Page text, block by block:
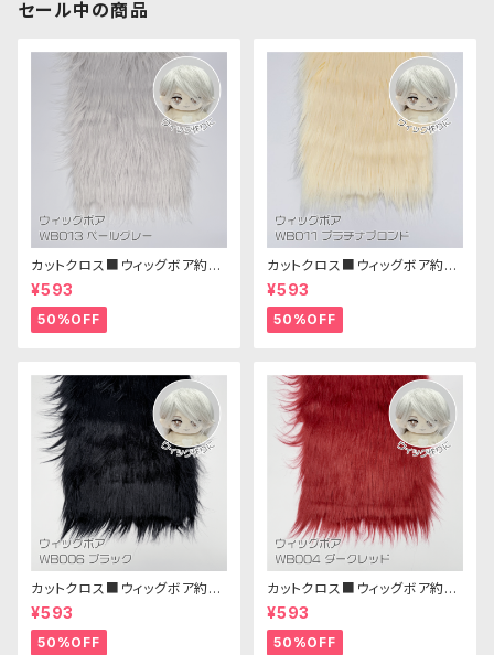
セール中の商品
カットクロス■ウィッグボア約8c
m(ペールグレー)WB013 ボア
生地 25cm × 45cm
¥593
50%OFF
カットクロス■ウィッグボア約8c
m(プラチナブロンド)WB011 ボ
ア生地 25cm × 45cm
¥593
50%OFF
カットクロス■ウィッグボア約8c
m(ブラック)WB006ボア生地 2
5cm × 45cm
¥593
50%OFF
カットクロス■ウィッグボア約8c
m(ダークレッド)WB004ボア生
地 25cm × 45cm
¥593
50%OFF